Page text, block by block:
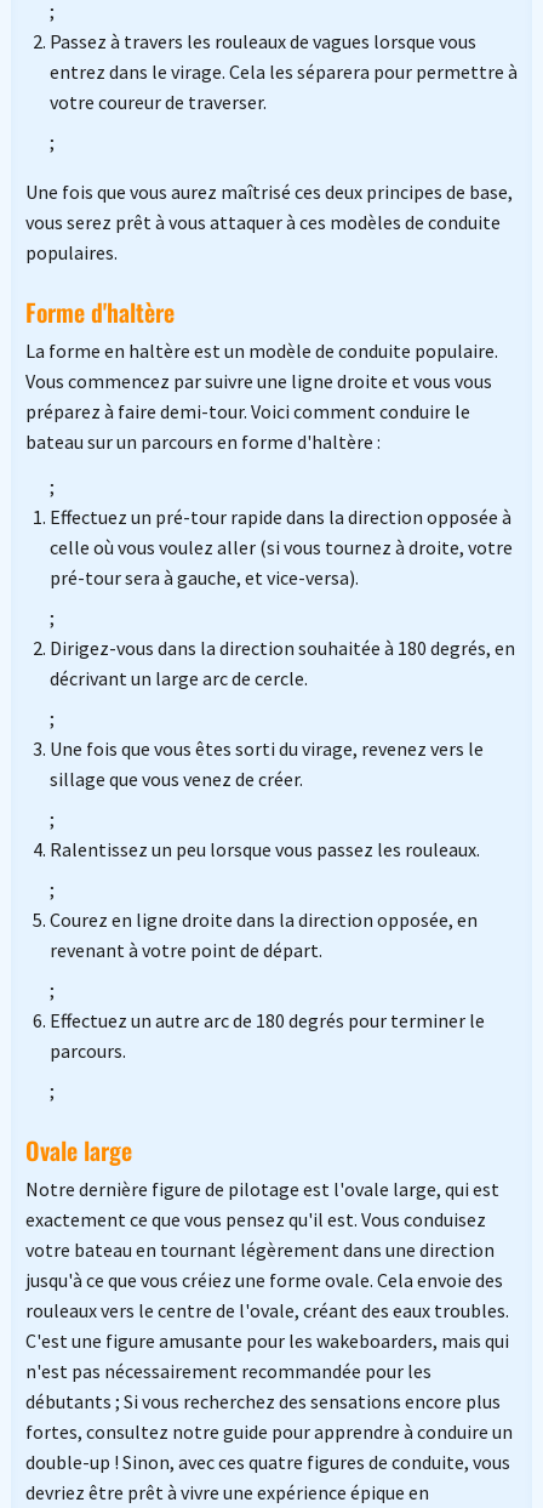
;
Passez à travers les rouleaux de vagues lorsque vous
entrez dans le virage. Cela les séparera pour permettre à
votre coureur de traverser.
;
Une fois que vous aurez maîtrisé ces deux principes de base,
vous serez prêt à vous attaquer à ces modèles de conduite
populaires.
Forme d'haltère
La forme en haltère est un modèle de conduite populaire.
Vous commencez par suivre une ligne droite et vous vous
préparez à faire demi-tour. Voici comment conduire le
bateau sur un parcours en forme d'haltère :
;
Effectuez un pré-tour rapide dans la direction opposée à
celle où vous voulez aller (si vous tournez à droite, votre
pré-tour sera à gauche, et vice-versa).
;
Dirigez-vous dans la direction souhaitée à 180 degrés, en
décrivant un large arc de cercle.
;
Une fois que vous êtes sorti du virage, revenez vers le
sillage que vous venez de créer.
;
Ralentissez un peu lorsque vous passez les rouleaux.
;
Courez en ligne droite dans la direction opposée, en
revenant à votre point de départ.
;
Effectuez un autre arc de 180 degrés pour terminer le
parcours.
;
Ovale large
Notre dernière figure de pilotage est l'ovale large, qui est
exactement ce que vous pensez qu'il est. Vous conduisez
votre bateau en tournant légèrement dans une direction
jusqu'à ce que vous créiez une forme ovale. Cela envoie des
rouleaux vers le centre de l'ovale, créant des eaux troubles.
C'est une figure amusante pour les wakeboarders, mais qui
n'est pas nécessairement recommandée pour les
débutants ; Si vous recherchez des sensations encore plus
fortes, consultez notre guide pour apprendre à conduire un
double-up ! Sinon, avec ces quatre figures de conduite, vous
devriez être prêt à vivre une expérience épique en